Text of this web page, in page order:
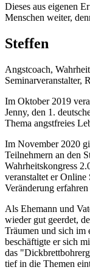
Dieses aus eigenen
Menschen weiter,
Steffen
Angstcoach,
Seminarveranstalter,
Im Oktober 2019
Jenny, den 1.
Thema angstfreies
Im November 2020
Teilnehmern an den
Wahrheitskongress
veranstaltet er Online
Veränderung
Als Ehemann und
wieder gut geerdet,
Träumen und sich im
beschäftigte er sich
das
tief in die Themen